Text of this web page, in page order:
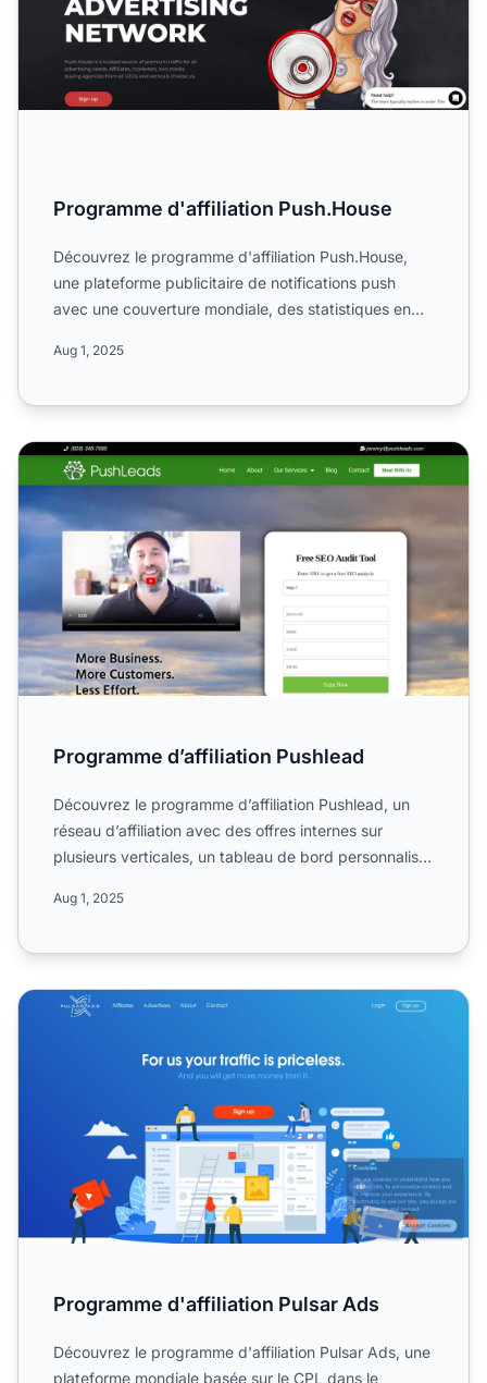
Programme d'affiliation Push.House
Découvrez le programme d'affiliation Push.House,
une plateforme publicitaire de notifications push
avec une couverture mondiale, des statistiques en
Aug 1, 2025
Programme d’affiliation Pushlead
Programme d’affiliation Pushlead
Découvrez le programme d’affiliation Pushlead, un
réseau d’affiliation avec des offres internes sur
plusieurs verticales, un tableau de bord personnalisé
Aug 1, 2025
Programme d'affiliation Pulsar Ads
Programme d'affiliation Pulsar Ads
Découvrez le programme d'affiliation Pulsar Ads, une
plateforme mondiale basée sur le CPL dans le